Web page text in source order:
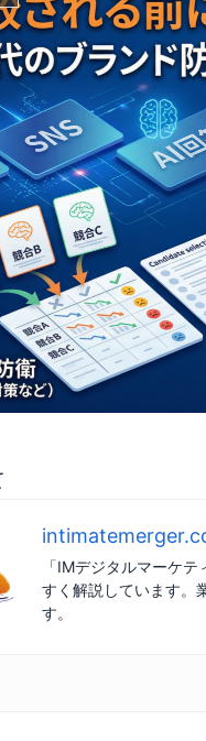
「IMデジタルマーケ
すく解説しています。
す。